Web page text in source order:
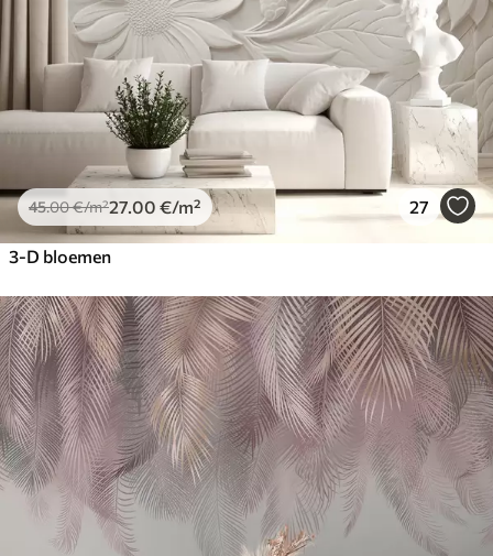
45.00€/m²27.00 €/m² 27
3-D bloemen